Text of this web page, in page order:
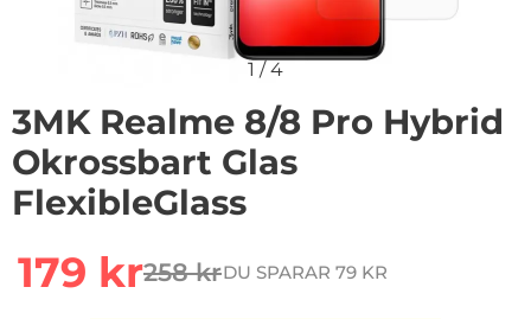
1 /4
3MK Realme 8/8 Pro Hybrid
Okrossbart Glas
FlexibleGlass
rea pris
179 krtidigare pris
258 krDU SPARAR 79 KR